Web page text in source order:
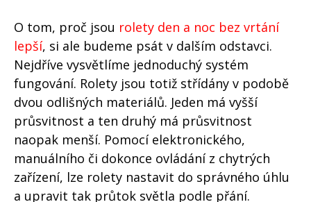
O tom, proč jsou rolety den a noc bez vrtání
lepší, si ale budeme psát v dalším odstavci.
Nejdříve vysvětlíme jednoduchý systém
fungování. Rolety jsou totiž střídány v podobě
dvou odlišných materiálů. Jeden má vyšší
průsvitnost a ten druhý má průsvitnost
naopak menší. Pomocí elektronického,
manuálního či dokonce ovládání z chytrých
zařízení, lze rolety nastavit do správného úhlu
a upravit tak průtok světla podle přání.